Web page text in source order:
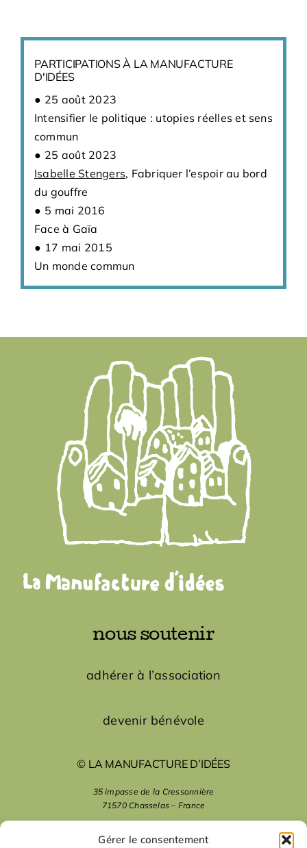
Gérer le consentement
PARTICIPATIONS À LA MANUFACTURE
D'IDÉES
25 août 2023
Intensifier le politique : utopies réelles et sens
commun
25 août 2023
Isabelle Stengers, Fabriquer l’espoir au bord
du gouffre
5 mai 2016
Face à Gaïa
17 mai 2015
Un monde commun
nous soutenir
adhérer à l’association
devenir bénévole
© LA MANUFACTURE D’IDÉES
35 impasse de la Cressonnière
71570 Chasselas – France
mentions légales